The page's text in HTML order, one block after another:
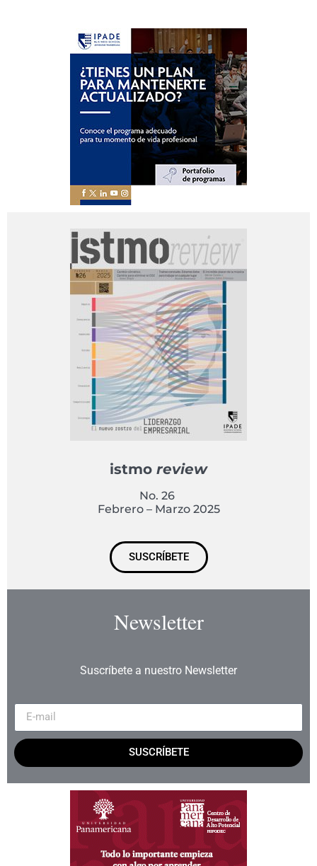
istmo review
No. 26
Febrero – Marzo 2025
SUSCRÍBETE
Newsletter
Suscríbete a nuestro Newsletter
SUSCRÍBETE